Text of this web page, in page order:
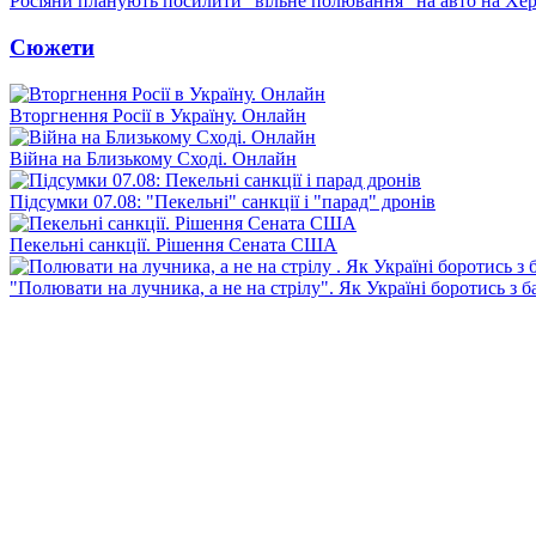
Сюжети
Вторгнення Росії в Україну. Онлайн
Війна на Близькому Сході. Онлайн
Підсумки 07.08: "Пекельні" санкції і "парад" дронів
Пекельні санкції. Рішення Сената США
"Полювати на лучника, а не на стрілу". Як Україні боротись з